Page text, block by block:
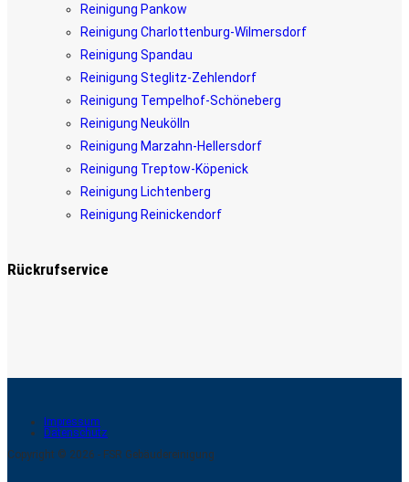
Reinigung Pankow
Reinigung Charlottenburg-Wilmersdorf
Reinigung Spandau
Reinigung Steglitz-Zehlendorf
Reinigung Tempelhof-Schöneberg
Reinigung Neukölln
Reinigung Marzahn-Hellersdorf
Reinigung Treptow-Köpenick
Reinigung Lichtenberg
Reinigung Reinickendorf
Rückrufservice
Impressum
Datenschutz
Copyright © 2026 - FSR Gebäudereinigung